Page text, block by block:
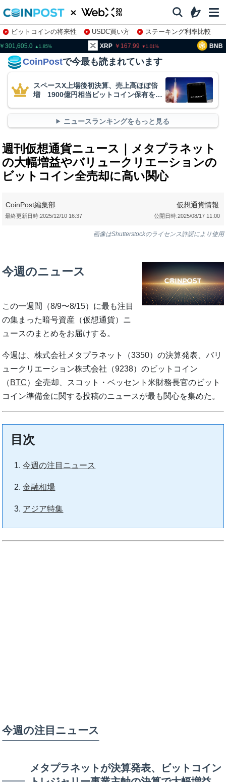
ビットコインの将来性 USDC買い方
ステーキング利率比較
株特集・関連銘柄
1.85 XRP 167.99 1.01 BNB
CoinPostで今最も読まれています
スペースX上場後初決算、売上高ほぼ倍
増 1900億円相当ビットコイン保有を継
ニュースランキングをもっと見る
週刊仮想通貨ニュース｜メタプラネット
の大幅増益やバリュークリエーションの
ビットコイン全売却に高い関心
CoinPost編集部 仮想通貨情報
公開日時:2025/08/17 11:00
最終更新日時:2025/12/10 16:37
画像はShutterstockのライセンス許諾により使用
今週のニュース
この一週間（8/9〜8/15）に最も注目
の集まった暗号資産（仮想通貨）ニ
ュースのまとめをお届けする。
今週は、株式会社メタプラネット（3350）の決算発表、バリ
ュークリエーション株式会社（9238）のビットコイン
（ BTC）全売却、スコット・ベッセント米財務長官のビット
コイン準備金に関する投稿のニュースが最も関心を集めた。
目次
今週の注目ニュース
金融相場
アジア特集
今週の注目ニュース
メタプラネットが決算発表、ビットコイン